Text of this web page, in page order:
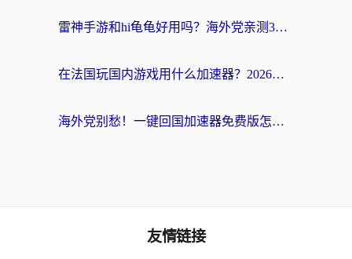
雷神手游和hi龟龟好用吗？海外党亲测3款回国加速器，教你选对国外到国内加速器
在法国玩国内游戏用什么加速器？2026实测解决延迟卡顿的实用指南
海外党别愁！一键回国加速器免费版怎么选？从踩坑到流畅访问的全攻略
友情链接